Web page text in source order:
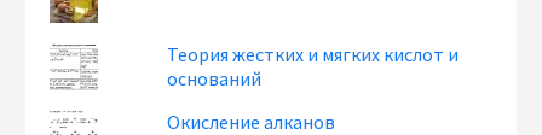
Теория жестких и мягких кислот и
оснований
Окисление алканов